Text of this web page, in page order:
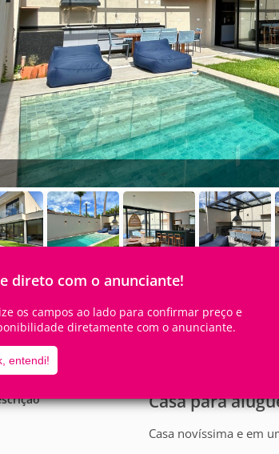
direto com o anunciante!
os campos ao lado para confirmar preço e
diretamente com o anunciante.
entendi!
10Pessoas 4Quartos
Casa para
Casa novíssima e em